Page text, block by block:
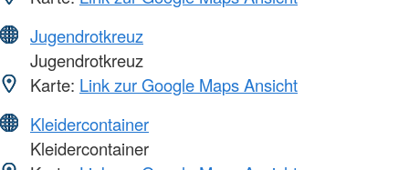
Jugendrotkreuz
Jugendrotkreuz
Karte: Link zur Google Maps Ansicht
Kleidercontainer
Kleidercontainer